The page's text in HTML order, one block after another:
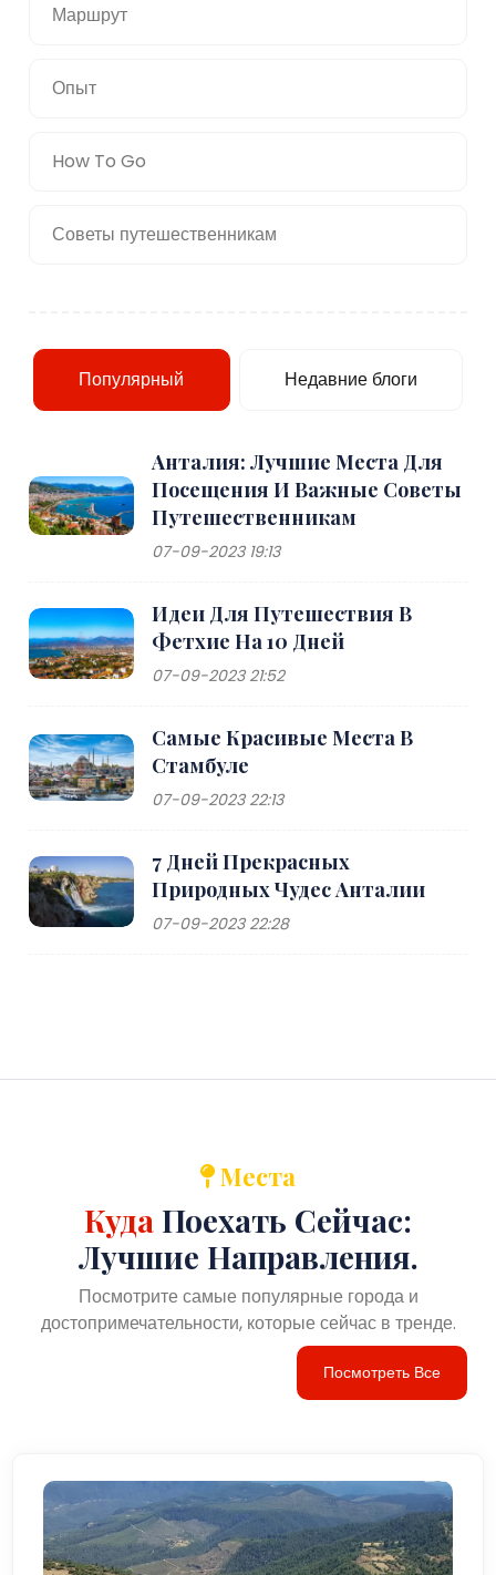
Маршрут
Опыт
How To Go
Советы путешественникам
Популярный Недавние блоги
Анталия: Лучшие Места Для
Посещения И Важные Советы
Путешественникам
07-09-2023 19:13
Идеи Для Путешествия В
Фетхие На 10 Дней
07-09-2023 21:52
Самые Красивые Места В
Стамбуле
07-09-2023 22:13
7 Дней Прекрасных
Природных Чудес Анталии
07-09-2023 22:28
Места
Куда Поехать Сейчас:
Лучшие Направления.
Посмотрите самые популярные города и
достопримечательности, которые сейчас в тренде.
Посмотреть Все